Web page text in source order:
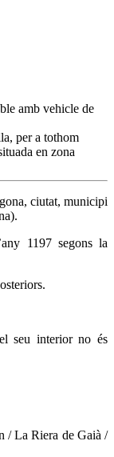
ciutat, municipi
1197 segons la
seu interior no és
/ La Riera de Gaià /